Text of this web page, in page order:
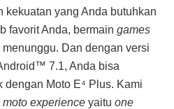
kekuatan yang Anda butuhkan
favorit Anda, bermain games
Dan dengan versi
7.1, Anda bisa
dengan Moto E⁴ Plus. Kami
moto experience yaitu one